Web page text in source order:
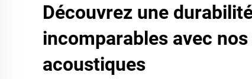
Découvrez une
incomparables avec
acoustiques